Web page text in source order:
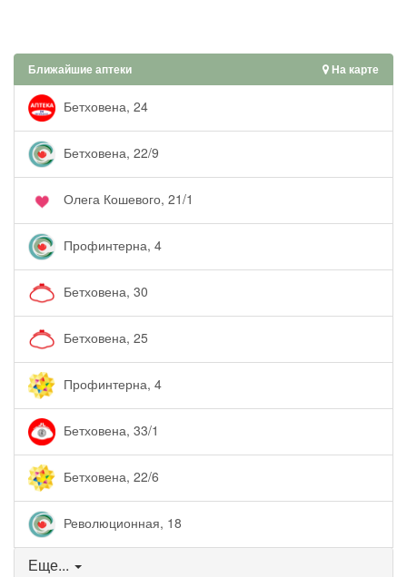
Ближайшие аптеки На карте
Бетховена, 24
Бетховена, 22/9
Олега Кошевого, 21/1
Профинтерна, 4
Бетховена, 30
Бетховена, 25
Профинтерна, 4
Бетховена, 33/1
Бетховена, 22/6
Революционная, 18
Еще...